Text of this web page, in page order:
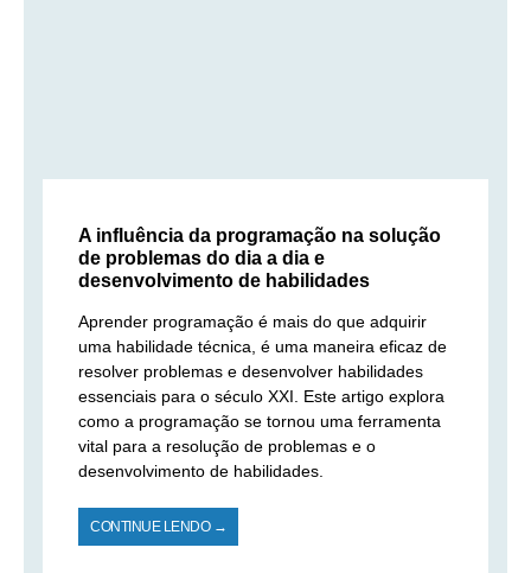
A influência da programação na solução
de problemas do dia a dia e
desenvolvimento de habilidades
Aprender programação é mais do que adquirir
uma habilidade técnica, é uma maneira eficaz de
resolver problemas e desenvolver habilidades
essenciais para o século XXI. Este artigo explora
como a programação se tornou uma ferramenta
vital para a resolução de problemas e o
desenvolvimento de habilidades.
CONTINUE LENDO →